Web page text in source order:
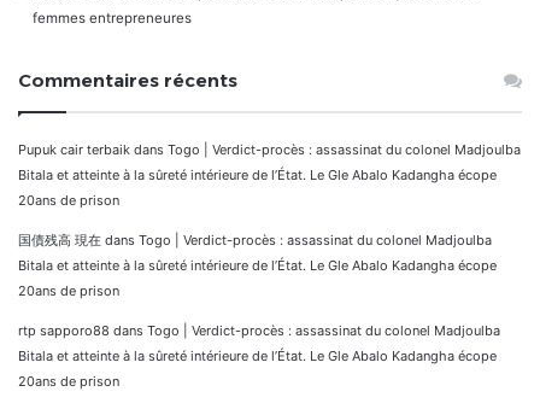
femmes entrepreneures
Commentaires récents
Pupuk cair terbaik dans Togo | Verdict-procès : assassinat du colonel Madjoulba
Bitala et atteinte à la sûreté intérieure de l’État. Le Gle Abalo Kadangha écope
20ans de prison
国債残高 現在 dans Togo | Verdict-procès : assassinat du colonel Madjoulba
Bitala et atteinte à la sûreté intérieure de l’État. Le Gle Abalo Kadangha écope
20ans de prison
rtp sapporo88 dans Togo | Verdict-procès : assassinat du colonel Madjoulba
Bitala et atteinte à la sûreté intérieure de l’État. Le Gle Abalo Kadangha écope
20ans de prison